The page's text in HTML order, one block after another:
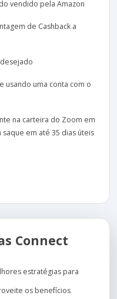
vendido pela Amazon
de Cashback a
usando uma conta com o
na carteira do Zoom em
em até 35 dias úteis
Connect
estratégias para
os benefícios